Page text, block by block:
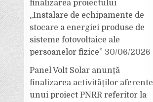
finalizarea proiectului
„Instalare de echipamente de
stocare a energiei produse de
sisteme fotovoltaice ale
persoanelor fizice” 30/06/2026
Panel Volt Solar anunță
finalizarea activităților aferente
unui proiect PNRR referitor la